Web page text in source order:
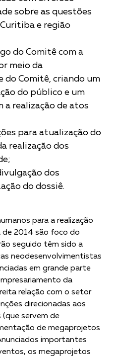
sobre as questões
e região
do Comitê com a
meio da
do Comitê, criando um
do público e um
a realização de atos
para atualização do
realização dos
dos
do dossiê.
para a realização
2014 são foco do
seguido têm sido a
neodesenvolvimentistas
em grande parte
da
relação com o setor
direcionadas aos
servem de
de megaprojetos
importantes
os megaprojetos